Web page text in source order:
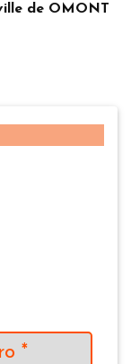
de OMONT
*